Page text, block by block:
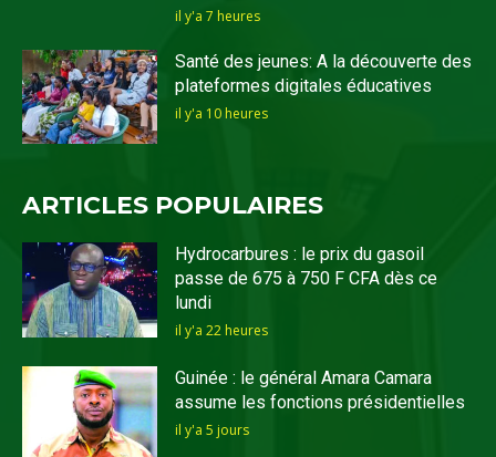
il y'a 7 heures
Santé des jeunes: A la découverte des
plateformes digitales éducatives
il y'a 10 heures
ARTICLES POPULAIRES
Hydrocarbures : le prix du gasoil
passe de 675 à 750 F CFA dès ce
lundi
il y'a 22 heures
Guinée : le général Amara Camara
assume les fonctions présidentielles
il y'a 5 jours